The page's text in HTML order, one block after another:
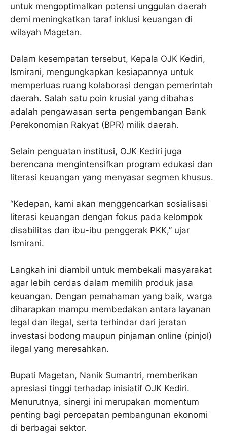
untuk mengoptimalkan potensi unggulan daerah
demi meningkatkan taraf inklusi keuangan di
wilayah Magetan.
Dalam kesempatan tersebut, Kepala OJK Kediri,
Ismirani, mengungkapkan kesiapannya untuk
memperluas ruang kolaborasi dengan pemerintah
daerah. Salah satu poin krusial yang dibahas
adalah pengawasan serta pengembangan Bank
Perekonomian Rakyat (BPR) milik daerah.
Selain penguatan institusi, OJK Kediri juga
berencana mengintensifkan program edukasi dan
literasi keuangan yang menyasar segmen khusus.
“Kedepan, kami akan menggencarkan sosialisasi
literasi keuangan dengan fokus pada kelompok
disabilitas dan ibu-ibu penggerak PKK,” ujar
Ismirani.
Langkah ini diambil untuk membekali masyarakat
agar lebih cerdas dalam memilih produk jasa
keuangan. Dengan pemahaman yang baik, warga
diharapkan mampu membedakan antara layanan
legal dan ilegal, serta terhindar dari jeratan
investasi bodong maupun pinjaman online (pinjol)
ilegal yang meresahkan.
Bupati Magetan, Nanik Sumantri, memberikan
apresiasi tinggi terhadap inisiatif OJK Kediri.
Menurutnya, sinergi ini merupakan momentum
penting bagi percepatan pembangunan ekonomi
di berbagai sektor.